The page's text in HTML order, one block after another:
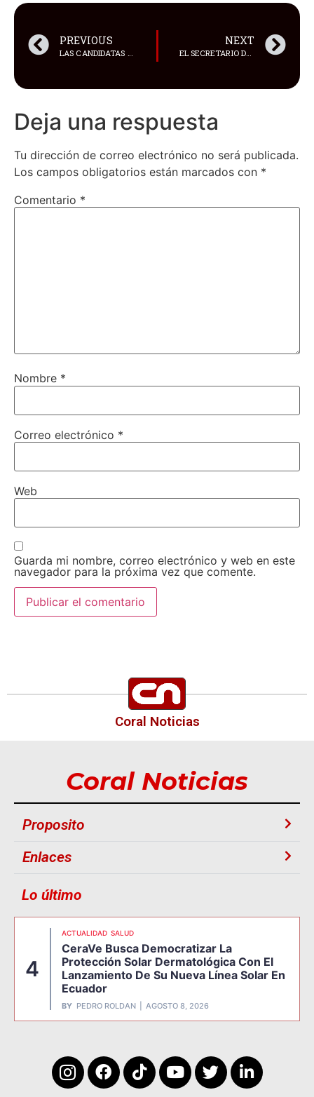
PREVIOUS NEXT
Deja una respuesta
Tu dirección de correo electrónico no será publicada.
Los campos obligatorios están marcados con *
Comentario *
Nombre *
Correo electrónico *
Web
Guarda mi nombre, correo electrónico y web en este
navegador para la próxima vez que comente.
Coral Noticias
Coral Noticias
Proposito
Enlaces
Lo último
4
ACTUALIDAD SALUD
CeraVe Busca Democratizar La
Protección Solar Dermatológica Con El
Lanzamiento De Su Nueva Línea Solar En
Ecuador
BY PEDRO ROLDAN AGOSTO 8, 2026